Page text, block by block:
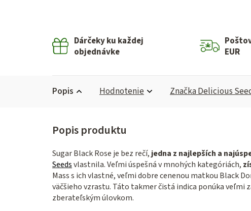
Dárčeky ku každej
objednávke
EUR
Popis Hodnotenie ZnačkaDelicious
Sugar Black Rose je bez rečí, jedna z najlepších a
Seedsvlastnila. Veľmi úspešná v mnohých kategóriách,
Mass s ich vlastné, veľmi dobre cenenou matkou Black
väčšieho vzrastu. Táto takmer čistá indica ponúka veľmi
zberateľským úlovkom.